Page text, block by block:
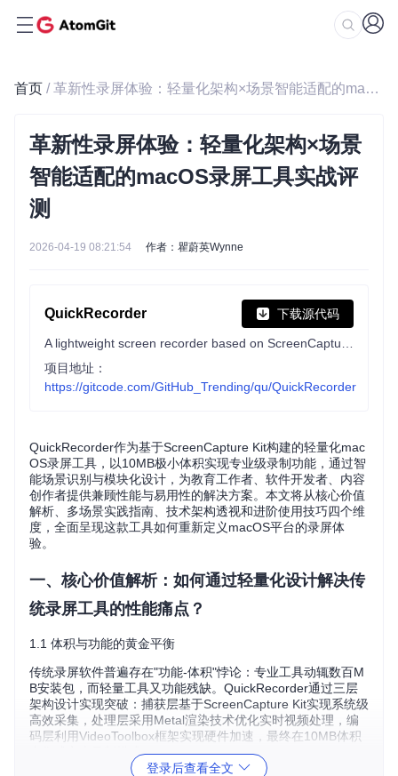
首页 / 革新性录屏体验：轻量化架构×场景智能适配的macOS录屏工具实战评测
革新性录屏体验：轻量化架构×场景
智能适配的macOS录屏工具实战评
测
2026-04-19 08:21:54 作者：瞿蔚英Wynne
QuickRecorder 下载源代码
项目地址：
https://gitcode.com/GitHub_Trending/qu/QuickRecorder
QuickRecorder作为基于ScreenCapture Kit构建的轻量化mac
OS录屏工具，以10MB极小体积实现专业级录制功能，通过智
能场景识别与模块化设计，为教育工作者、软件开发者、内容
创作者提供兼顾性能与易用性的解决方案。本文将从核心价值
解析、多场景实践指南、技术架构透视和进阶使用技巧四个维
度，全面呈现这款工具如何重新定义macOS平台的录屏体
验。
一、核心价值解析：如何通过轻量化设计解决传
统录屏工具的性能痛点？
1.1 体积与功能的黄金平衡
传统录屏软件普遍存在"功能-体积"悖论：专业工具动辄数百M
B安装包，而轻量工具又功能残缺。QuickRecorder通过三层
架构设计实现突破：捕获层基于ScreenCapture Kit实现系统级
高效采集，处理层采用Metal渲染技术优化实时视频处理，编
码层利用VideoToolbox框架实现硬件加速，最终在10MB体积
内集成六大录制模式。
登录后查看全文